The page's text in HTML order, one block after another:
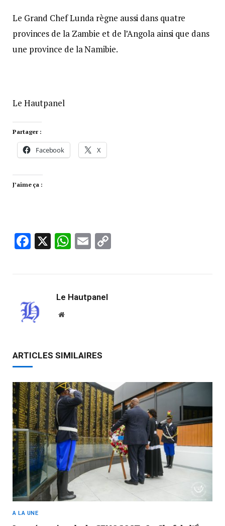
Le Grand Chef Lunda règne aussi dans quatre
provinces de la Zambie et de l’Angola ainsi que dans
une province de la Namibie.
Le Hautpanel
Partager :
Facebook X
J’aime ça :
Facebook
X WhatsApp
Email
Le Hautpanel
Website
ARTICLES SIMILAIRES
A LA UNE